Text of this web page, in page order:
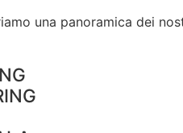
una panoramica dei